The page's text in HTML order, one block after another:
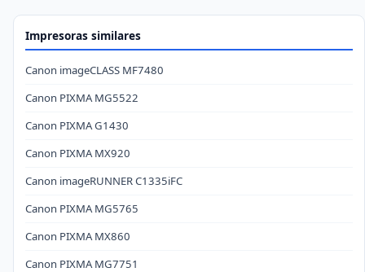
Impresoras similares
Canon imageCLASS MF7480
Canon PIXMA MG5522
Canon PIXMA G1430
Canon PIXMA MX920
Canon imageRUNNER C1335iFC
Canon PIXMA MG5765
Canon PIXMA MX860
Canon PIXMA MG7751